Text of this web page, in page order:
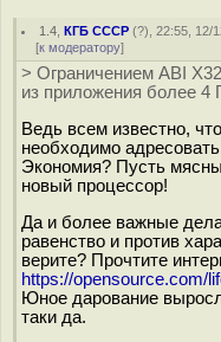
1.4 ,КГБ СССР (?), 22:55, 12/
[к модератору]
> Ограничением ABI
из приложения более 4
Ведь всем известно,
необходимо
Экономия? Пусть
новый процессор!
Да и более важные
равенство и против
верите? Прочтите
https://opensource.com/
Юное дарование
таки да.